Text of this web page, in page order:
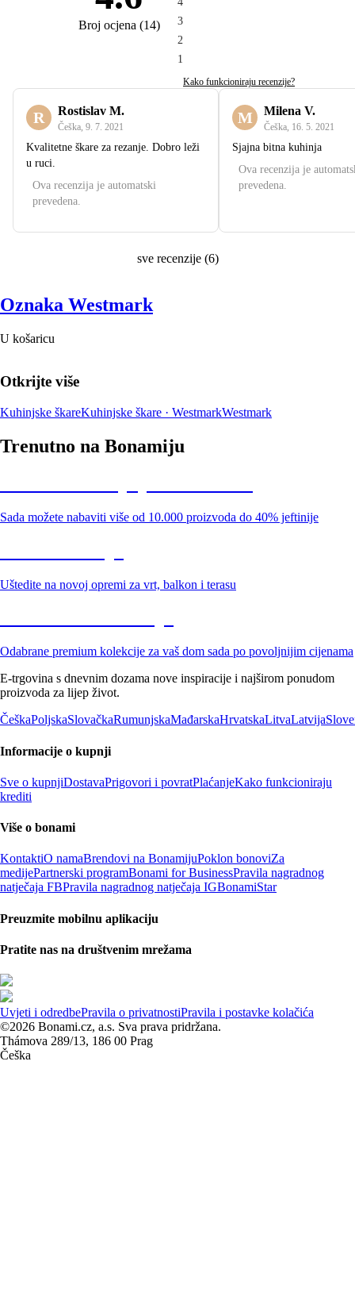
Broj ocjena (14)
3
2
1
Kako funkcioniraju recenzije?
R Rostislav M.
Češka 9. 7. 2021
Kvalitetne škare za rezanje. Dobro leži
u ruci.
Ova recenzija je automatski
prevedena.
M Milena V.
Češka 16. 5. 2021
Sjajna bitna kuhinja
Ova recenzija je
prevedena.
sve recenzije(6)
Oznaka Westmark
U košaricu
Otkrijte više
Kuhinjske škareKuhinjske škare · WestmarkWestmark
Trenutno na Bonamiju
Sada možete nabaviti više od 10.000 proizvoda do 40% jeftinije
Uštedite na novoj opremi za vrt, balkon i terasu
Odabrane premium kolekcije za vaš dom sada po povoljnijim cijenama
E-trgovina s dnevnim dozama nove inspiracije i najširom ponudom
proizvoda za lijep život.
ČeškaPoljskaSlovačkaRumunjskaMađarskaHrvatskaLitvaLatvija
Informacije o kupnji
Sve o kupnjiDostavaPrigovori i povratPlaćanjeKako funkcioniraju
krediti
Više o bonami
KontaktiO namaBrendovi na BonamijuPoklon bonoviZa
medijePartnerski programBonami for BusinessPravila nagradnog
natječaja FBPravila nagradnog natječaja IGBonamiStar
Preuzmite mobilnu aplikaciju
Pratite nas na društvenim mrežama
Uvjeti i odredbePravila o privatnostiPravila i postavke kolačića
©2026 Bonami.cz, a.s. Sva prava pridržana.
Thámova 289/13, 186 00 Prag
Češka